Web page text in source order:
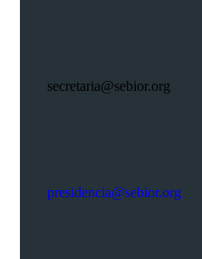
secretaria@sebior.org
presidencia@sebior.org